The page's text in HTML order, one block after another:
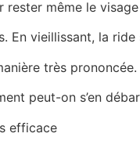
même le
En vieillissant, la ride
très prononcée.
peut-on s’en
efficace